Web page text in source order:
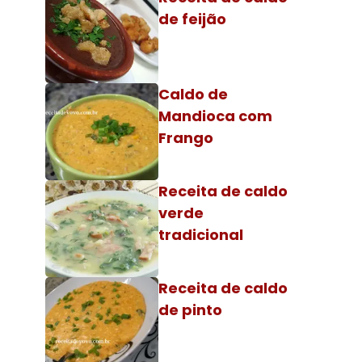
de feijão
Caldo de
Mandioca com
Frango
Receita de caldo
verde
tradicional
Receita de caldo
de pinto